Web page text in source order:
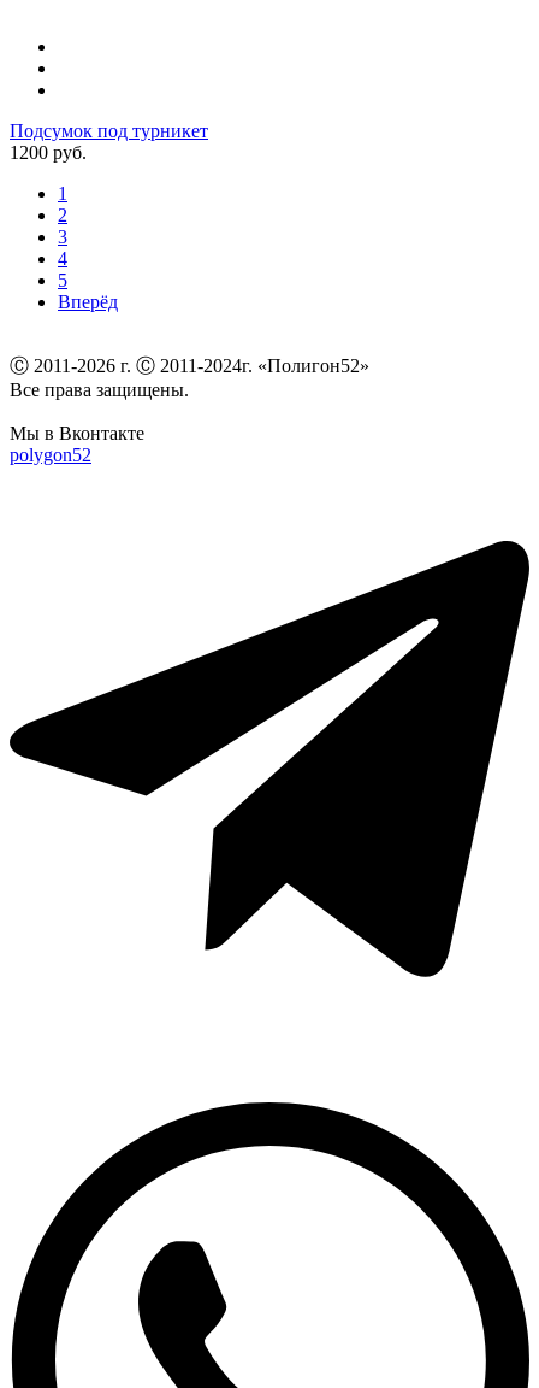
Подсумок под турникет
1200 руб.
1
2
3
4
5
Вперёд
Ⓒ 2011-2026 г. Ⓒ 2011-2024г. «Полигон52»
Все права защищены.
Мы в Вконтакте
polygon52